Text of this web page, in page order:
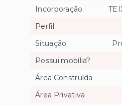
Incorporação
Perfil
Situação
Possui mobília?
Área Construída
Área Privativa